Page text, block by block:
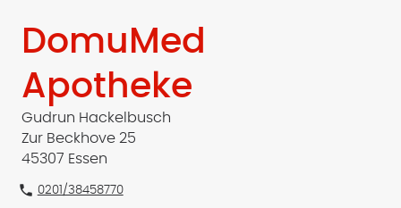
DomuMed
Apotheke
Gudrun Hackelbusch
Zur Beckhove 25
45307 Essen
phone 0201/38458770